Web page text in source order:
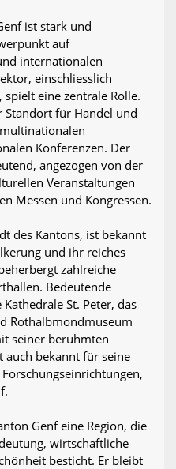
ist stark und
auf
internationalen
einschliesslich
eine zentrale Rolle.
Standort für Handel und
Konferenzen. Der
angezogen von der
Veranstaltungen
Messen und Kongressen.
des Kantons, ist bekannt
und ihr reiches
zahlreiche
Bedeutende
St. Peter, das
Rothalbmondmuseum
seiner berühmten
auch bekannt für seine
Genf eine Region, die
wirtschaftliche
besticht. Er bleibt